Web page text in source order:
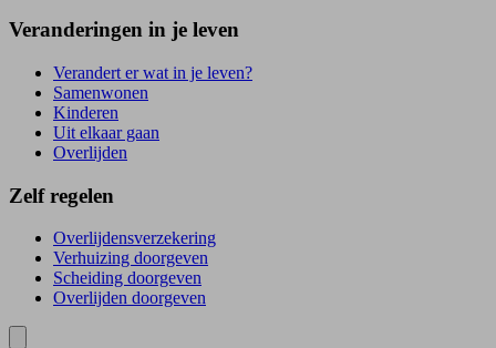
Veranderingen in je leven
Verandert er wat in je leven?
Samenwonen
Kinderen
Uit elkaar gaan
Overlijden
Zelf regelen
Overlijdensverzekering
Verhuizing doorgeven
Scheiding doorgeven
Overlijden doorgeven